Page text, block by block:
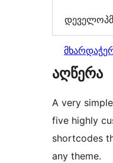
აღწერა
A very
five highly
shortcodes
any theme.